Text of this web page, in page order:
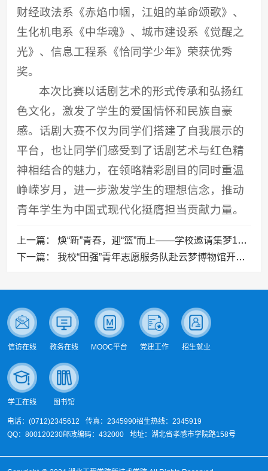
财经政法系《赤焰巾帼，江姐的革命颂歌》、
生化机电系《中华魂》、城市建设系《觉醒之
光》、信息工程系《恰同学少年》荣获优秀
奖。
本次比赛以话剧艺术的形式传承和弘扬红
色文化，激发了学生的爱国情怀和民族自豪
感。话剧大赛不仅为同学们搭建了自我展示的
平台，也让同学们感受到了话剧艺术与红色精
神相结合的魅力，在领略精彩剧目的同时重温
峥嵘岁月，进一步激发学生的理想信念，推动
青年学生为中国式现代化挺膺担当贡献力量。
上一篇：
焕“新”青春，迎“篮”而上——学校邀请集梦116球队来校交流并举办友谊赛
下一篇：
我校“田强”青年志愿服务队赴云梦博物馆开展“我与祖国共成长”主题实践活动
电话：(0712)2345612 传真：2345990招生热线：2345919
QQ：800120230邮政编码：432000 地址：湖北省孝感市学院路158号
信访在线 教务在线 MOOC平台 党建工作 招生就业
学工在线 图书馆